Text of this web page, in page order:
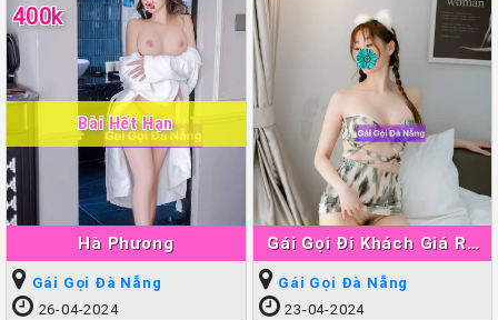
Hà Phương
400k
Bài Hết Hạn
Gái Gọi Đà Nẵng
26-04-2024
Gái Gọi Đi Khách Giá Rẽ
Đà Nẵng Chất Lượng
Gái Gọi Đà Nẵng
23-04-2024